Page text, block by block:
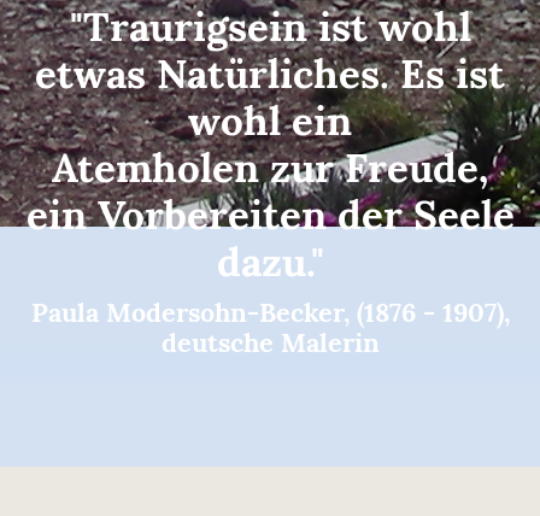
"Traurigsein ist wohl
etwas Natürliches. Es ist
wohl ein
Atemholen zur Freude,
ein Vorbereiten der Seele
dazu."
Paula Modersohn-Becker, (1876 - 1907),
deutsche Malerin